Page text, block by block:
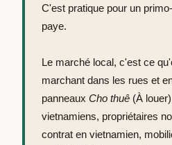
C'est pratique pour un
paye.
Le marché local, c'est ce
marchant dans les rues et
panneaux Cho thuê (À
vietnamiens, propriétaires
contrat en vietnamien,